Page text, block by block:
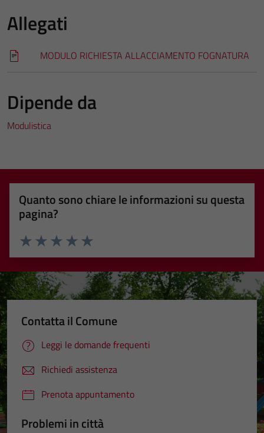
Allegati
MODULO RICHIESTA ALLACCIAMENTO FOGNATURA
Dipende da
Modulistica
Quanto sono chiare le informazioni su questa
pagina?
Valuta 5 stelle su 5
Valuta 4 stelle su 5
Valuta 3 stelle su 5
Valuta 2 stelle su 5
Valuta 1 stelle su 5
Contatta il Comune
Leggi le domande frequenti
Richiedi assistenza
Prenota appuntamento
Problemi in città